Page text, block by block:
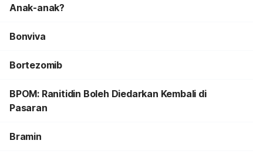
Anak-anak?
Bonviva
Bortezomib
BPOM: Ranitidin Boleh Diedarkan Kembali di
Pasaran
Bramin